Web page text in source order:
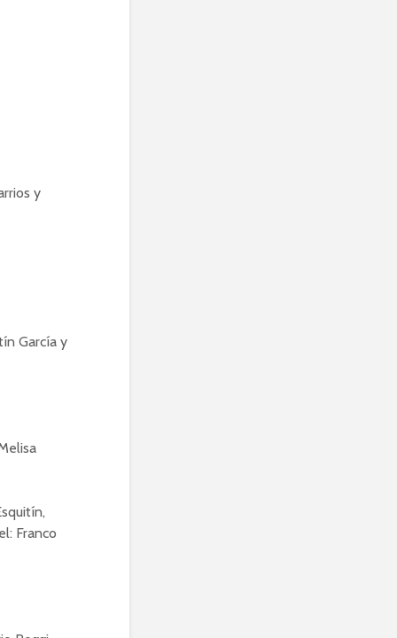
y
García y
Franco